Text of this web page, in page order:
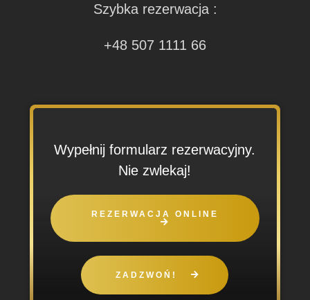
Szybka rezerwacja :
+48 507 1111 66
Wypełnij formularz rezerwacyjny.
Nie zwlekaj!
REZERWACJA ONLINE
ZADZWOŃ!